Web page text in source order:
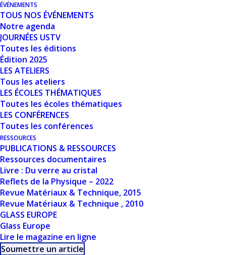
ÉVÉNEMENTS
TOUS NOS ÉVÉNEMENTS
Notre agenda
JOURNÉES USTV
Toutes les éditions
Édition 2025
LES ATELIERS
Tous les ateliers
LES ÉCOLES THÉMATIQUES
Toutes les écoles thématiques
LES CONFÉRENCES
Toutes les conférences
RESSOURCES
PUBLICATIONS & RESSOURCES
Ressources documentaires
Livre : Du verre au cristal
Reflets de la Physique – 2022
Revue Matériaux & Technique, 2015
Revue Matériaux & Technique , 2010
GLASS EUROPE
Glass Europe
Lire le magazine en ligne
Soumettre un article
Nombre de fichiers
Date de création
Dernière mise à jour
TRANSITION
VITREUSE ET ÉTAT
VITREUX DANS
LES MATÉRIAUX
MOLÉCULAIRES:
LES "AUTRES"
VERRES ! - F.
AFFOUARD (UNIV.